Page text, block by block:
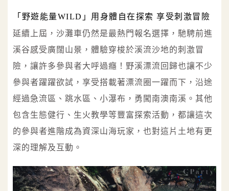
「野遊能量WILD」用身體自在探索 享受刺激冒險
延續上屆，沙灘車仍然是最熱門報名選擇，馳騁前進
溪谷感受廣闊山景，體驗穿梭於溪流沙地的刺激冒
險，讓許多參與者大呼過癮！野溪漂流回歸也讓不少
參與者躍躍欲試，享受搭載著漂流圈一躍而下，沿途
經過急流區、跳水區、小瀑布，勇闖南澳南溪。其他
包含生態健行、生火教學等豐富探索活動，都讓這次
的參與者進階成為資深山海玩家，也對這片土地有更
深的理解及互動。